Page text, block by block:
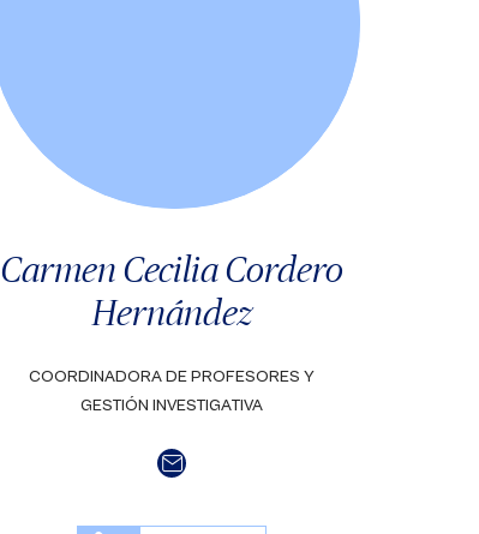
Carmen Cecilia Cordero
Hernández
COORDINADORA DE PROFESORES Y
GESTIÓN INVESTIGATIVA